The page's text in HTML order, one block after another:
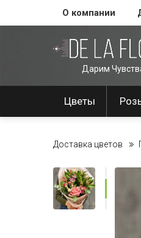
О компании
Дарим
Цветы
Доставка цветов